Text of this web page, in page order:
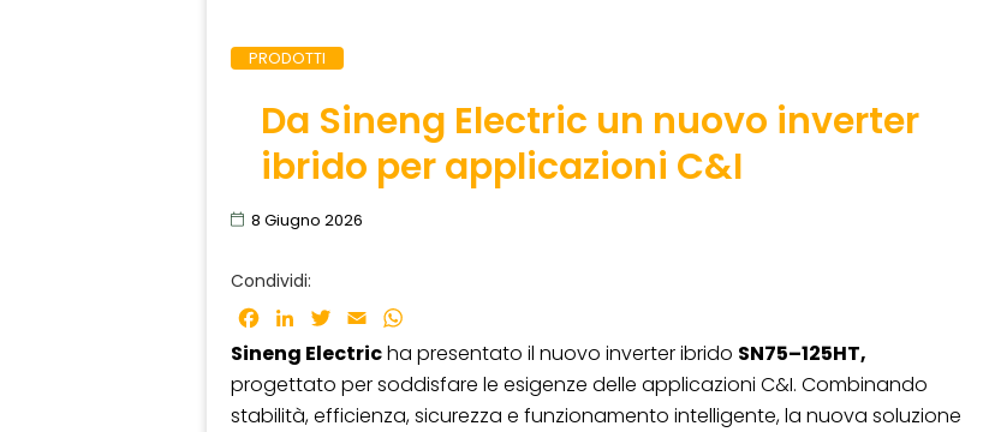
PRODOTTI
Da Sineng Electric un nuovo inverter
ibrido per applicazioni C&I
8 Giugno 2026
Condividi:
Facebook
LinkedInTwitter
Email
Sineng Electricha presentato il nuovo inverter ibrido SN75–125HT,
progettato per soddisfare le esigenze delle applicazioni C&I. Combinando
stabilità, efficienza, sicurezza e funzionamento intelligente, la nuova soluzione